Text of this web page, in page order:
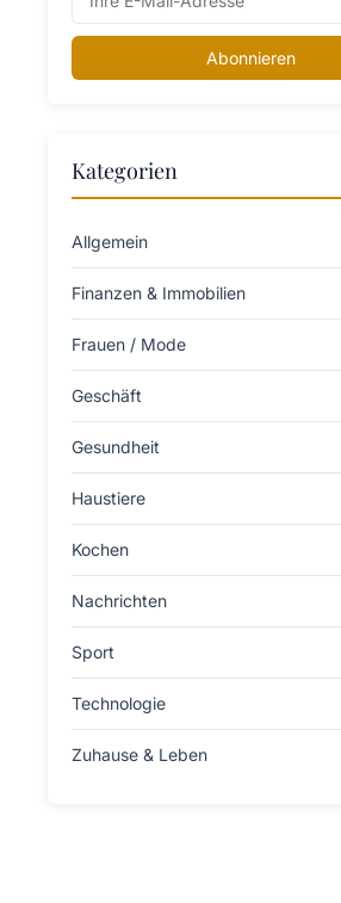
Abonnieren
Kategorien
Allgemein
Finanzen & Immobilien
Frauen / Mode
Geschäft
Gesundheit
Haustiere
Kochen
Nachrichten
Sport
Technologie
Zuhause & Leben